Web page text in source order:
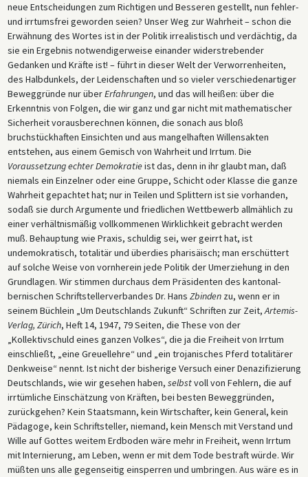
neue Entscheidungen zum Richtigen und Besseren gestellt, nun fehler-
und irrtumsfrei geworden seien? Unser Weg zur Wahrheit – schon die
Erwähnung des Wortes ist in der Politik irrealistisch und verdächtig, da
sie ein Ergebnis notwendigerweise einander widerstrebender
Gedanken und Kräfte ist! – führt in dieser Welt der Verworrenheiten,
des Halbdunkels, der Leidenschaften und so vieler verschiedenartiger
Beweggründe nur überErfahrungen, und das will heißen: über die
Erkenntnis von Folgen, die wir ganz und gar nicht mit mathematischer
Sicherheit vorausberechnen können, die sonach aus bloß
bruchstückhaften Einsichten und aus mangelhaften Willensakten
entstehen, aus einem Gemisch von Wahrheit und Irrtum. Die
Voraussetzung echter Demokratieist das, denn in ihr glaubt man, daß
niemals ein Einzelner oder eine Gruppe, Schicht oder Klasse die ganze
Wahrheit gepachtet hat; nur in Teilen und Splittern ist sie vorhanden,
sodaß sie durch Argumente und friedlichen Wettbewerb allmählich zu
einer verhältnismäßig vollkommenen Wirklichkeit gebracht werden
muß. Behauptung wie Praxis, schuldig sei, wer geirrt hat, ist
undemokratisch, totalitär und überdies pharisäisch; man erschüttert
auf solche Weise von vornherein jede Politik der Umerziehung in den
Grundlagen. Wir stimmen durchaus dem Präsidenten des kantonal-
bernischen Schriftstellerverbandes Dr. Hans Zbindenzu, wenn er in
seinem Büchlein „Um Deutschlands Zukunft“ Schriften zur Zeit,Artemis-
Verlag, Zürich, Heft 14, 1947, 79 Seiten, die These von der
„Kollektivschuld eines ganzen Volkes“, die ja die Freiheit von Irrtum
einschließt, „eine Greuellehre“ und „ein trojanisches Pferd totalitärer
Denkweise“ nennt. Ist nicht der bisherige Versuch einer Denazifizierung
Deutschlands, wie wir gesehen haben, selbstvoll von Fehlern, die auf
irrtümliche Einschätzung von Kräften, bei besten Beweggründen,
zurückgehen? Kein Staatsmann, kein Wirtschafter, kein General, kein
Pädagoge, kein Schriftsteller, niemand, kein Mensch mit Verstand und
Wille auf Gottes weitem Erdboden wäre mehr in Freiheit, wenn Irrtum
mit Internierung, am Leben, wenn er mit dem Tode bestraft würde. Wir
müßten uns alle gegenseitig einsperren und umbringen. Aus wäre es in